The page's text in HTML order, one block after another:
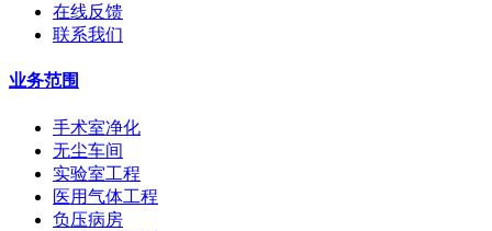
在线反馈
联系我们
业务范围
手术室净化
无尘车间
实验室工程
医用气体工程
负压病房